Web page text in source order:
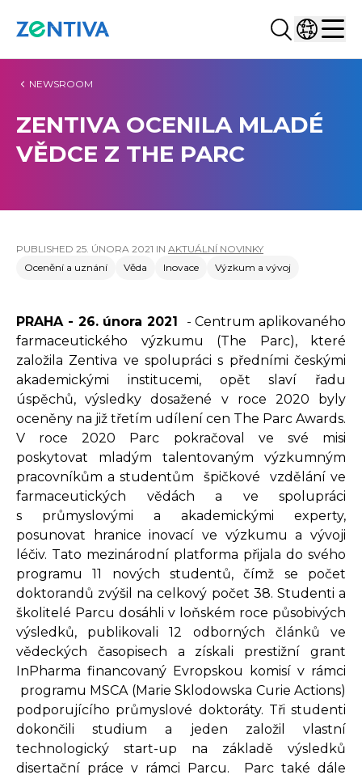
Vyhledat...
Vyberte
NEWSROOM
ZENTIVA OCENILA MLADÉ
VĚDCE Z THE PARC
PUBLISHED 25. ÚNORA 2021 IN AKTUÁLNÍ NOVINKY
Ocenění a uznání
Věda Inovace Výzkum a vývoj
PRAHA - 26. února 2021 -Centrum aplikovaného
farmaceutického výzkumu (The Parc), které
založila Zentiva ve spolupráci s předními českými
akademickými institucemi, opět slaví řadu
úspěchů, výsledky dosažené v roce 2020 byly
oceněny na již třetím udílení cen The Parc Awards.
V roce 2020 Parc pokračoval ve své misi
poskytovat mladým talentovaným výzkumným
pracovníkům a studentům špičkové vzdělání ve
farmaceutických vědách a ve spolupráci
s průmyslovými a akademickými experty,
posunovat hranice inovací ve výzkumu a vývoji
léčiv. Tato mezinárodní platforma přijala do svého
programu 11 nových studentů, čímž se počet
doktorandů zvýšil na celkový počet 38. Studenti a
školitelé Parcu dosáhli v loňském roce působivých
výsledků, publikovali 12 odborných článků ve
vědeckých časopisech a získali prestižní grant
InPharma financovaný Evropskou komisí v rámci
programu MSCA (Marie Sklodowska Curie Actions)
podporujícího průmyslové doktoráty. Tři studenti
dokončili studium a jeden založil vlastní
technologický start-up na základě výsledků
disertační práce v rámci Parcu. Parc také dále